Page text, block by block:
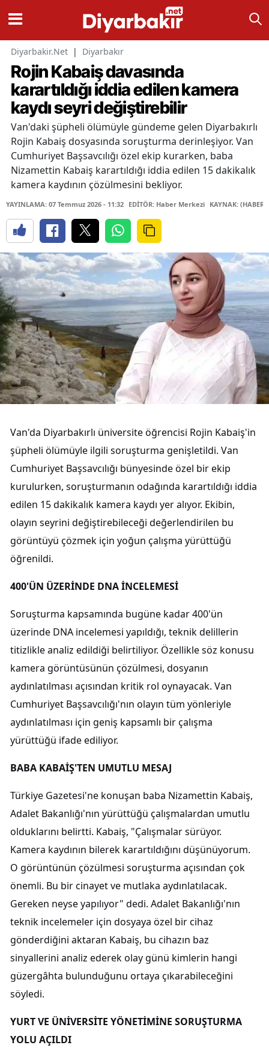
Diyarbakir.Net | Diyarbakır
Rojin Kabaiş davasında
karartıldığı iddia edilen kamera
kaydı seyri değiştirebilir
Van'daki şüpheli ölümüyle gündeme gelen Diyarbakırlı
Rojin Kabaiş dosyasında soruşturma derinleşiyor. Van
Cumhuriyet Başsavcılığı özel ekip kurarken, baba
Nizamettin Kabaiş karartıldığı iddia edilen 15 dakikalık
kamera kaydının çözülmesini bekliyor.
YAYINLAMA: 07 Temmuz 2026 - 11:32 EDİTÖR: Haber Merkezi KAYNAK: (HABER
Van'da Diyarbakırlı üniversite öğrencisi Rojin Kabaiş'in
şüpheli ölümüyle ilgili soruşturma genişletildi. Van
Cumhuriyet Başsavcılığı bünyesinde özel bir ekip
kurulurken, soruşturmanın odağında karartıldığı iddia
edilen 15 dakikalık kamera kaydı yer alıyor. Ekibin,
olayın seyrini değiştirebileceği değerlendirilen bu
görüntüyü çözmek için yoğun çalışma yürüttüğü
öğrenildi.
400'ÜN ÜZERİNDE DNA İNCELEMESİ
Soruşturma kapsamında bugüne kadar 400'ün
üzerinde DNA incelemesi yapıldığı, teknik delillerin
titizlikle analiz edildiği belirtiliyor. Özellikle söz konusu
kamera görüntüsünün çözülmesi, dosyanın
aydınlatılması açısından kritik rol oynayacak. Van
Cumhuriyet Başsavcılığı'nın olayın tüm yönleriyle
aydınlatılması için geniş kapsamlı bir çalışma
yürüttüğü ifade ediliyor.
BABA KABAİŞ'TEN UMUTLU MESAJ
Türkiye Gazetesi'ne konuşan baba Nizamettin Kabaiş,
Adalet Bakanlığı'nın yürüttüğü çalışmalardan umutlu
olduklarını belirtti. Kabaiş, "Çalışmalar sürüyor.
Kamera kaydının bilerek karartıldığını düşünüyorum.
O görüntünün çözülmesi soruşturma açısından çok
önemli. Bu bir cinayet ve mutlaka aydınlatılacak.
Gereken neyse yapılıyor" dedi. Adalet Bakanlığı'nın
teknik incelemeler için dosyaya özel bir cihaz
gönderdiğini aktaran Kabaiş, bu cihazın baz
sinyallerini analiz ederek olay günü kimlerin hangi
güzergâhta bulunduğunu ortaya çıkarabileceğini
söyledi.
YURT VE ÜNİVERSİTE YÖNETİMİNE SORUŞTURMA
YOLU AÇILDI